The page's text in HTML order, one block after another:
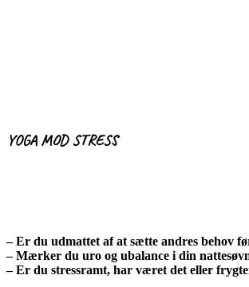
YOGA MOD STRESS
– Er du udmattet af at sætte andres behov
– Mærker du uro og ubalance i din
– Er du stressramt, har været det eller